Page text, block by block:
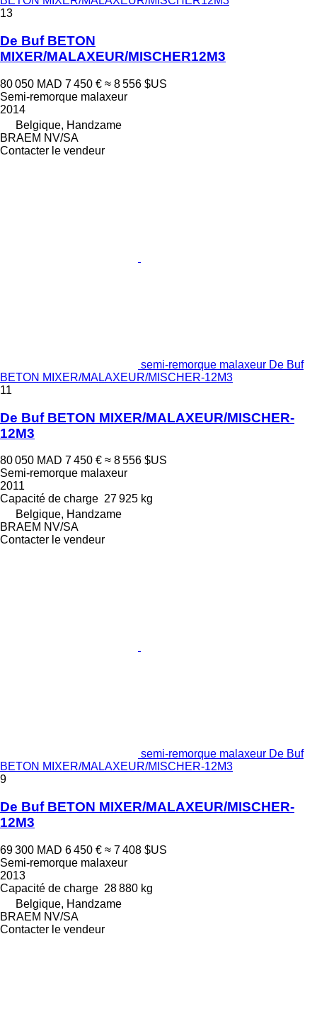
13
De Buf BETON
MIXER/MALAXEUR/MISCHER12M3
80 050 MAD 7 450 € ≈ 8 556 $US
Semi-remorque malaxeur
2014
Belgique, Handzame
BRAEM NV/SA
Contacter le vendeur
semi-remorque malaxeur De Buf
BETON MIXER/MALAXEUR/MISCHER-12M3
11
De Buf BETON MIXER/MALAXEUR/MISCHER-
12M3
80 050 MAD 7 450 € ≈ 8 556 $US
Semi-remorque malaxeur
2011
Capacité de charge 27 925 kg
Belgique, Handzame
BRAEM NV/SA
Contacter le vendeur
semi-remorque malaxeur De Buf
BETON MIXER/MALAXEUR/MISCHER-12M3
9
De Buf BETON MIXER/MALAXEUR/MISCHER-
12M3
69 300 MAD 6 450 € ≈ 7 408 $US
Semi-remorque malaxeur
2013
Capacité de charge 28 880 kg
Belgique, Handzame
BRAEM NV/SA
Contacter le vendeur